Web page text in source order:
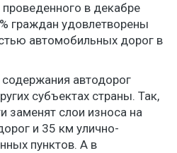
в декабре
граждан удовлетворены
автомобильных дорог в
автодорог
субъектах страны. Так,
заменят слои износа на
и 35 км улично-
пунктов. А в